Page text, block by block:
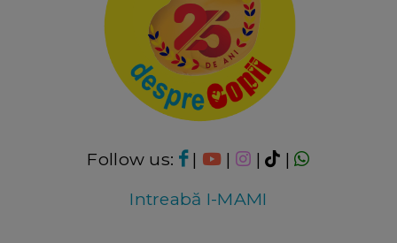
Follow us: | | |
|
Intreabă I-MAMI